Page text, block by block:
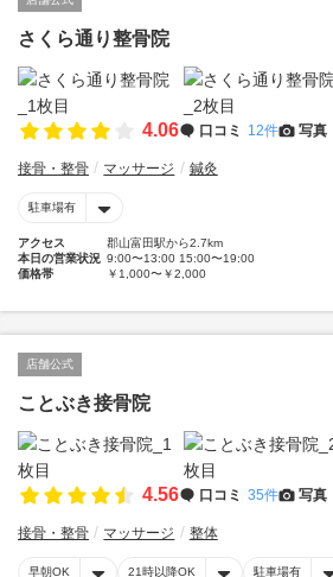
さくら通り整骨院
4.06 口コミ 12件 写真
接骨・整骨 マッサージ 鍼灸
駐車場有
アクセス
郡山富田駅から2.7km
本日の営業状況 9:00〜13:00 15:00〜19:00
価格帯
￥1,000〜￥2,000
店舗公式
ことぶき接骨院
4.56 口コミ 35件 写真
接骨・整骨 マッサージ 整体
早朝OK 21時以降OK 駐車場有